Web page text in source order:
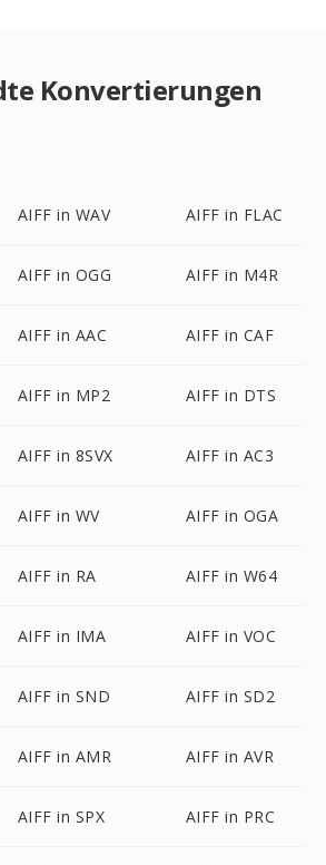
Konvertierungen
AIFF in WAV AIFF in FLAC
AIFF in OGG AIFF in M4R
AIFF in AAC AIFF in CAF
AIFF in MP2 AIFF in DTS
AIFF in 8SVX AIFF in AC3
AIFF in WV AIFF in OGA
AIFF in RA AIFF in W64
AIFF in IMA AIFF in VOC
AIFF in SND AIFF in SD2
AIFF in AMR AIFF in AVR
AIFF in SPX AIFF in PRC